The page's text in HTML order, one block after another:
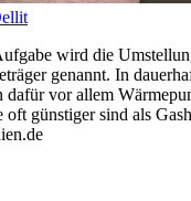
wird die
genannt. In
dafür vor allem
oft günstiger sind als